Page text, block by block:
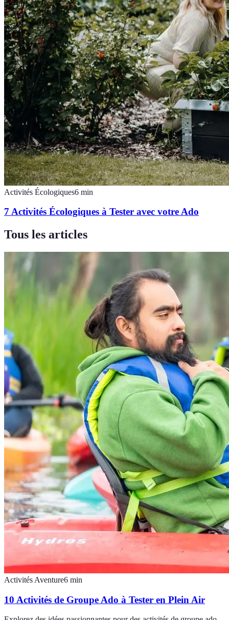
Activités Écologiques6 min
7 Activités Écologiques à Tester avec votre Ado
Tous les articles
Activités Aventure6 min
10 Activités de Groupe Ado à Tester en Plein Air